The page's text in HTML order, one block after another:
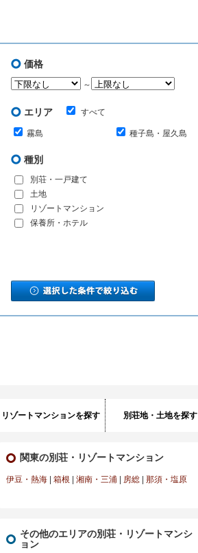
価格
～
エリア すべて
霧島 種子島・屋久島
種別
別荘・一戸建て
土地
リゾートマンション
保養所・ホテル
リゾートマンションを探す 別荘地・土地を探す
関東の別荘・リゾートマンション
伊豆・熱海 箱根 湘南・三浦 房総 那須・塩原
その他のエリアの別荘・リゾートマンシ
ョン